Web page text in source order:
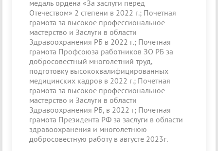
медаль ордена «За заслуги перед
Отечеством» 2 степени в 2022 г.; Почетная
грамота за высокое профессиональное
мастерство и Заслуги в области
Здравоохранения РБ в 2022 г.; Почетная
грамота Профсоюза работников ЗО РБ за
добросовестный многолетний труд,
подготовку высококвалифицированных
медицинских кадров в 2022 г.; Почетная
грамота за высокое профессиональное
мастерство и Заслуги в области
Здравоохранения РБ, в 2022 г; Почетная
грамота Президента РФ за заслуги в области
здравоохранения и многолетнюю
добросовестную работу в августе 2023г.